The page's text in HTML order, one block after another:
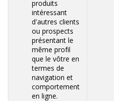
produits
intéressant
d'autres clients
ou prospects
présentant le
même profil
que le vôtre en
termes de
navigation et
comportement
en ligne.